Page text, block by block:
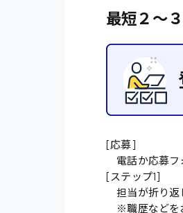
最短２〜
[応募]
電話か応募フ
[ステップ1]
担当が折り返
※職歴などを